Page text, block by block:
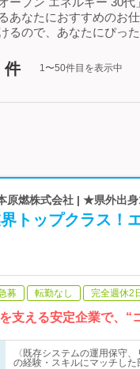
あなたにおすすめのお
るので、あなたにぴっ
件 1〜50件目を表示中
原燃株式会社 | ★県外出
トップクラス！
募 転勤なし 完全週休2
支える安定企業で、“
〈既存システムの運用保守
の経験・スキルにマッチした